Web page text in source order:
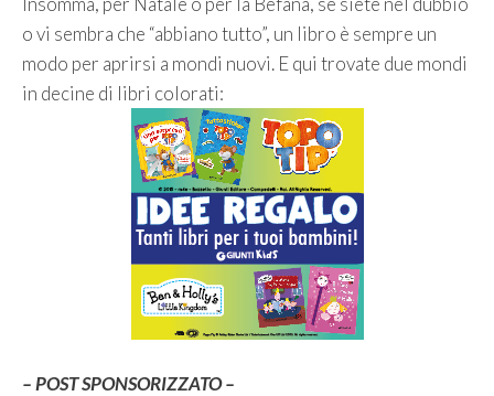
o vi sembra che “abbiano tutto”, un libro è sempre un
modo per aprirsi a mondi nuovi. E qui trovate due mondi
in decine di libri colorati:
– POST SPONSORIZZATO –